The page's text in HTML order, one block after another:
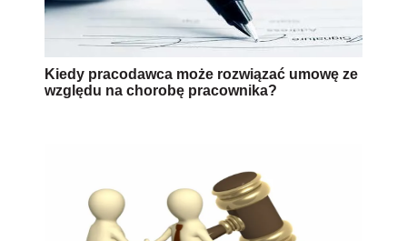
Kiedy pracodawca może rozwiązać umowę ze
względu na chorobę pracownika?